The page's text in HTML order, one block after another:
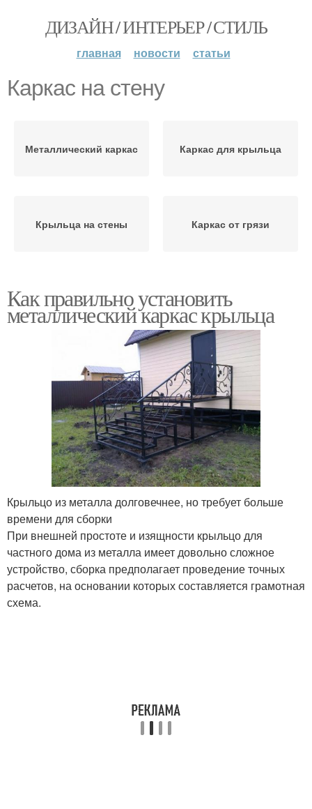
ДИЗАЙН / ИНТЕРЬЕР / СТИЛЬ
главная новости статьи
Каркас на стену
Металлический каркас Каркас для крыльца
Крыльца на стены Каркас от грязи
Как правильно установить
металлический каркас крыльца
Крыльцо из металла долговечнее, но требует больше
времени для сборки
При внешней простоте и изящности крыльцо для
частного дома из металла имеет довольно сложное
устройство, сборка предполагает проведение точных
расчетов, на основании которых составляется грамотная
схема.